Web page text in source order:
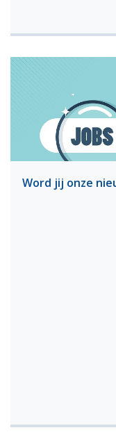
Word jij onze